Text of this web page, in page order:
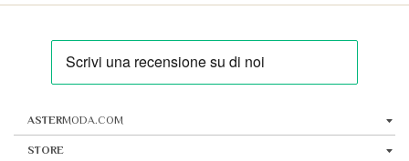
ASTERMODA.COM
STORE